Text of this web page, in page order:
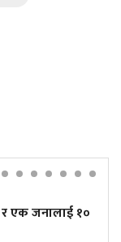
एक जनालाई १०